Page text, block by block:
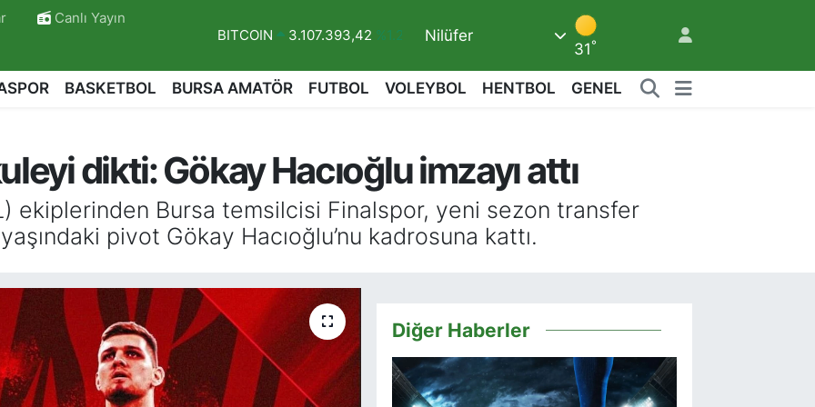
Canlı Yayın
DOLAR 47,7106 %0.17
EURO
55,1652 %0.27
BİST100
13.773 %-19
BITCOIN
3.107.393,42
Nilüfer
31°
BASKETBOL BURSA AMATÖR FUTBOL VOLEYBOL HENTBOL GENEL
dikti: Gökay Hacıoğlu imzayı attı
ekiplerinden Bursa temsilcisi Finalspor, yeni sezon transfer
pivot Gökay Hacıoğlu’nu kadrosuna kattı.
Diğer Haberler